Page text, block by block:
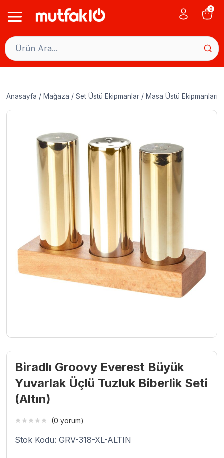
0
Anasayfa / Mağaza / Set Üstü Ekipmanlar / Masa Üstü Ekipmanları
Biradlı Groovy Everest Büyük
Yuvarlak Üçlü Tuzluk Biberlik Seti
(Altın)
(0 yorum)
Stok Kodu: GRV-318-XL-ALTIN